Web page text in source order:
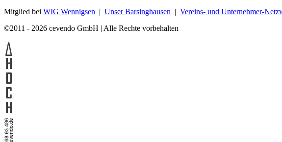
Mitglied bei WIG Wennigsen | Unser Barsinghausen | Vereins- und Unternehmer-
©2011 - 2026 cevendo GmbH | Alle Rechte vorbehalten